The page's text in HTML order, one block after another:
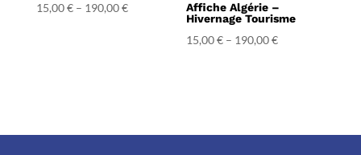
15,00€– 190,00€
Affiche Algérie –
Hivernage Tourisme
15,00€ – 190,00€